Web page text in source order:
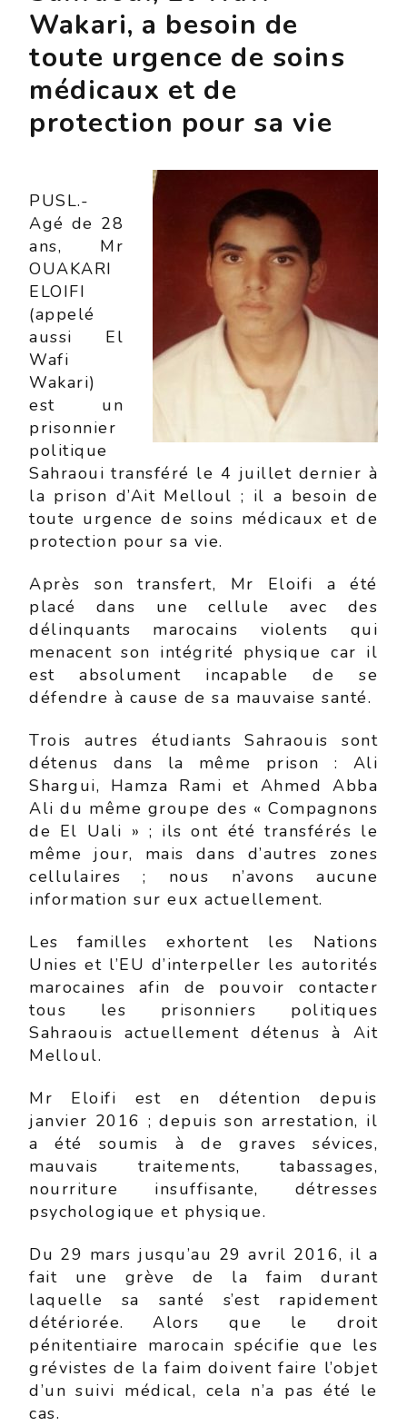
Wakari, a besoin de
toute urgence de soins
médicaux et de
protection pour sa vie
PUSL.-
Agé de 28
ans, Mr
OUAKARI
ELOIFI
(appelé
aussi El
Wafi
Wakari)
est un
prisonnier
politique
Sahraoui transféré le 4 juillet dernier à
la prison d’Ait Melloul ; il a besoin de
toute urgence de soins médicaux et de
protection pour sa vie.
Après son transfert, Mr Eloifi a été
placé dans une cellule avec des
délinquants marocains violents qui
menacent son intégrité physique car il
est absolument incapable de se
défendre à cause de sa mauvaise santé.
Trois autres étudiants Sahraouis sont
détenus dans la même prison : Ali
Shargui, Hamza Rami et Ahmed Abba
Ali du même groupe des « Compagnons
de El Uali » ; ils ont été transférés le
même jour, mais dans d’autres zones
cellulaires ; nous n’avons aucune
information sur eux actuellement.
Les familles exhortent les Nations
Unies et l’EU d’interpeller les autorités
marocaines afin de pouvoir contacter
tous les prisonniers politiques
Sahraouis actuellement détenus à Ait
Melloul.
Mr Eloifi est en détention depuis
janvier 2016 ; depuis son arrestation, il
a été soumis à de graves sévices,
mauvais traitements, tabassages,
nourriture insuffisante, détresses
psychologique et physique.
Du 29 mars jusqu’au 29 avril 2016, il a
fait une grève de la faim durant
laquelle sa santé s’est rapidement
détériorée. Alors que le droit
pénitentiaire marocain spécifie que les
grévistes de la faim doivent faire l’objet
d’un suivi médical, cela n’a pas été le
cas.